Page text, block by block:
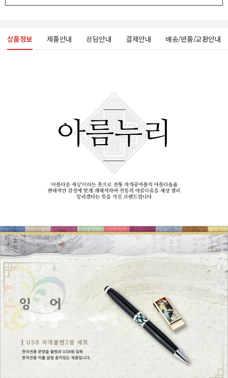
상품정보 제품안내 상담안내 결제안내 배송/반품/교환안내